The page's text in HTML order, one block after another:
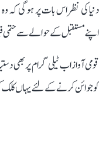
دنیا کی نظر اس بات پر ہوگی کہ
اپنے مستقبل کے حوالے سے حتمی
قومی آواز اب ٹیلی گرام پر
کو جوائن کرنے کے لئے یہاں